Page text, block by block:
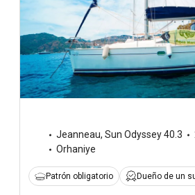
Jeanneau, Sun Odyssey 40.3
Orhaniye
Patrón obligatorio Dueño de un